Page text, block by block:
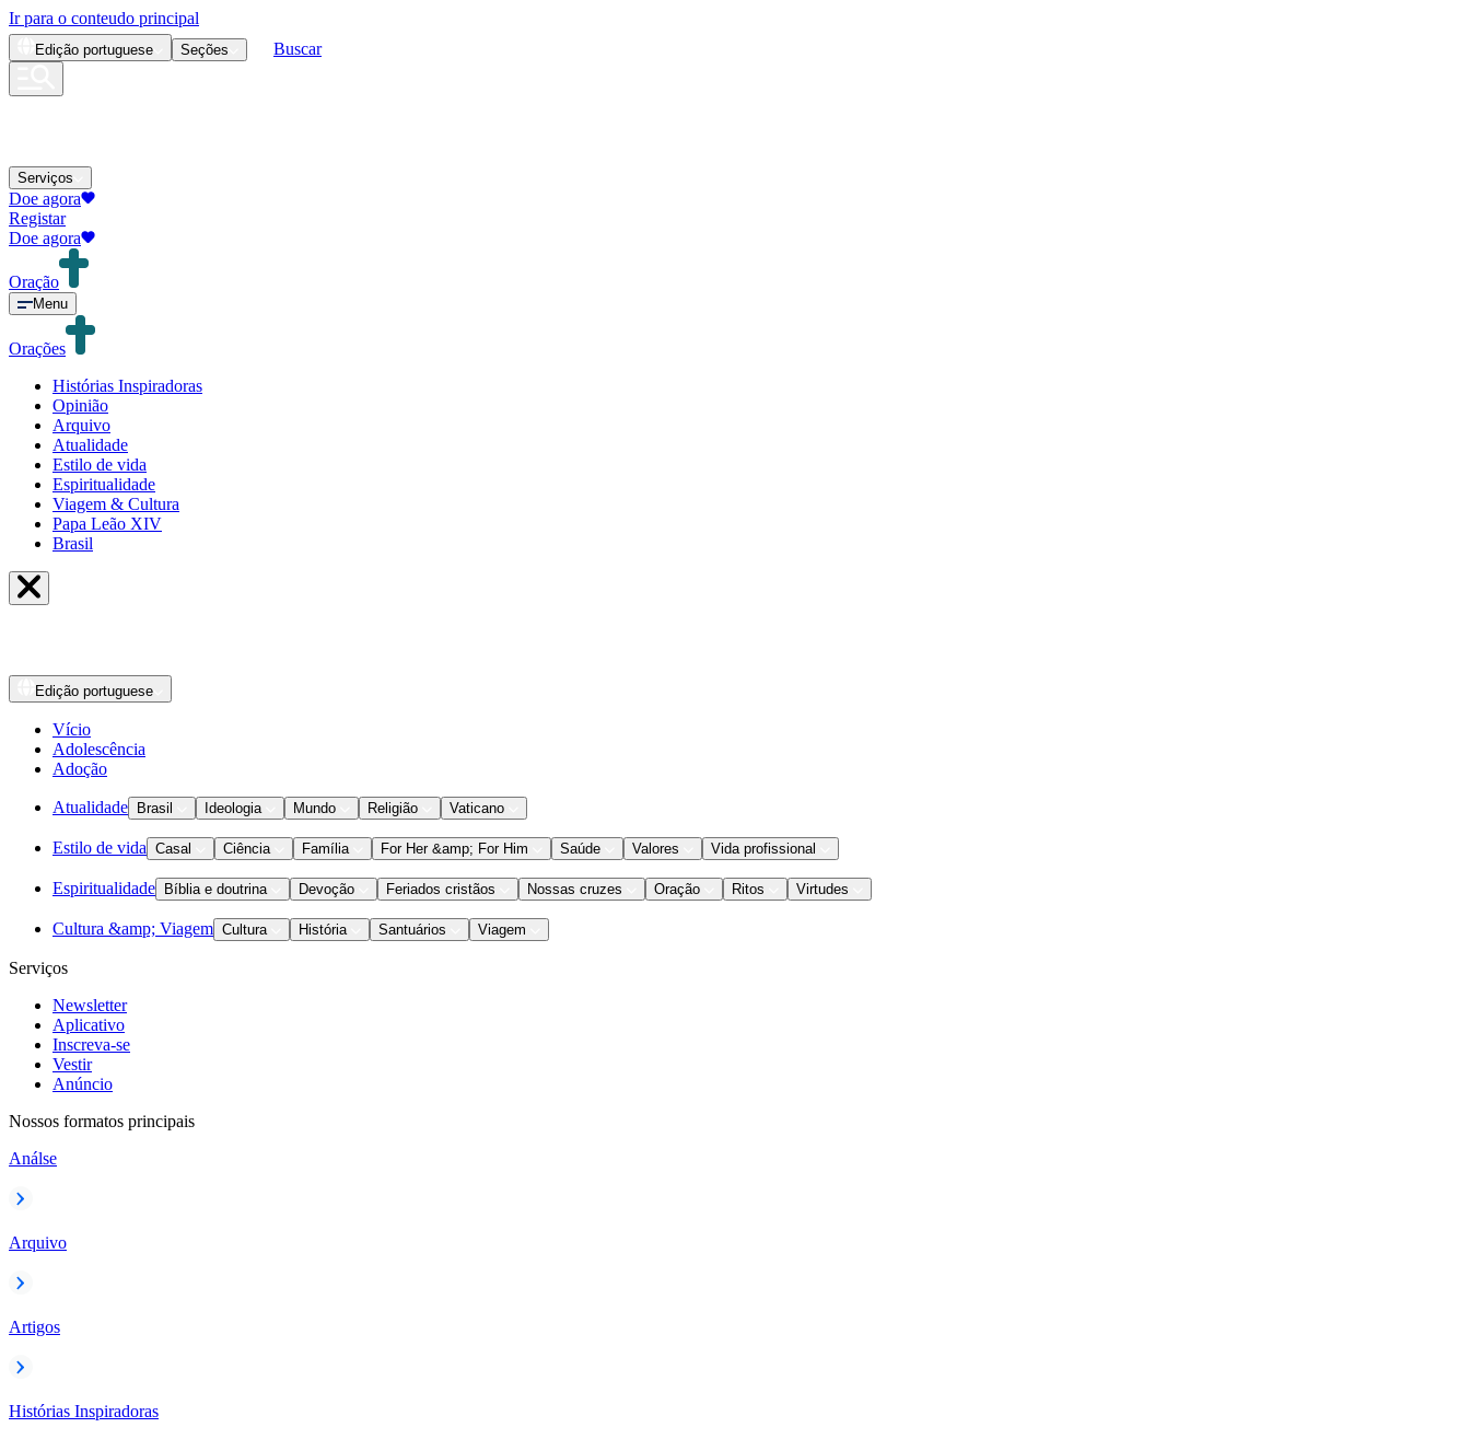
Ir para o conteudo principal
Edição portuguese Seções Buscar
Serviços
Doe agora
Registar
Doe agora
Oração
Menu
Orações
Histórias Inspiradoras
Opinião
Arquivo
Atualidade
Estilo de vida
Espiritualidade
Viagem & Cultura
Papa Leão XIV
Brasil
Edição portuguese
Vício
Adolescência
Adoção
Atualidade Brasil Ideologia Mundo Religião Vaticano
Estilo de vida Casal Ciência Família For Her &amp; For Him Saúde Valores Vida profissional
Espiritualidade Bíblia e doutrina Devoção Feriados cristãos Nossas cruzes Oração Ritos Virtudes
Cultura &amp; Viagem Cultura História Santuários Viagem
Serviços
Newsletter
Aplicativo
Inscreva-se
Vestir
Anúncio
Nossos formatos principais
Análse
Arquivo
Artigos
Histórias Inspiradoras